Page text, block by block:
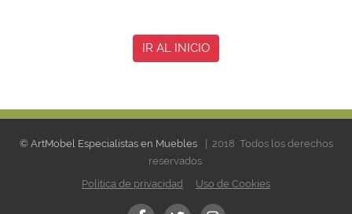
IR AL INICIO
© ArtMobel Especialistas en Muebles
| 2018 Todos los derechos
reservados.
Política de privacidad
Uso de Cookies